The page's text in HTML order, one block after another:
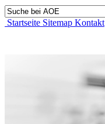
Startseite Sitemap Kontakt